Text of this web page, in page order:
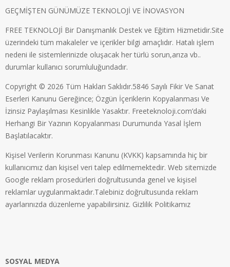
GEÇMİŞTEN GÜNÜMÜZE TEKNOLOJİ VE İNOVASYON
FREE TEKNOLOJİ Bir Danışmanlık Destek ve Eğitim Hizmetidir.Site
üzerindeki tüm makaleler ve içerikler bilgi amaçlıdır. Hatalı işlem
nedeni ile sistemlerinizde oluşacak her türlü sorun,arıza vb..
durumlar kullanıcı sorumluluğundadır.
Copyright © 2026 Tüm Hakları Saklıdır.5846 Sayılı Fikir Ve Sanat
Eserleri Kanunu Gereğince; Özgün İçeriklerin Kopyalanması Ve
İzinsiz Paylaşılması Kesinlikle Yasaktır. Freeteknoloji.com’daki
Herhangi Bir Yazının Kopyalanması Durumunda Yasal İşlem
Başlatılacaktır.
Kişisel Verilerin Korunması Kanunu (KVKK) kapsamında hiç bir
kullanıcımız dan kişisel veri talep edilmemektedir. Web sitemizde
Google reklam prosedürleri doğrultusunda genel ve kişisel
reklamlar uygulanmaktadır.Talebiniz doğrultusunda reklam
ayarlarınızda düzenleme yapabilirsiniz. Gizlilik Politikamız
SOSYAL MEDYA